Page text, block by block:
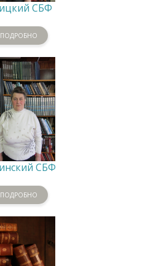
СБФ
ПОДРОБНО
СБФ
ПОДРОБНО